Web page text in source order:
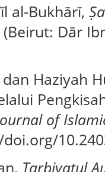
al-Bukhārī,
Dār
Haziyah
of
Tarbiyatul